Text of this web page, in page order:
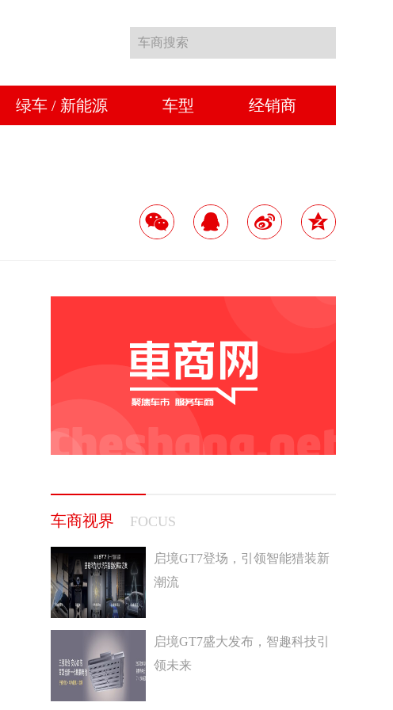
车商搜索
绿车 / 新能源 车型 经销商
车商视界 FOCUS
启境GT7登场，引领智能猎装新
潮流
启境GT7盛大发布，智趣科技引
领未来